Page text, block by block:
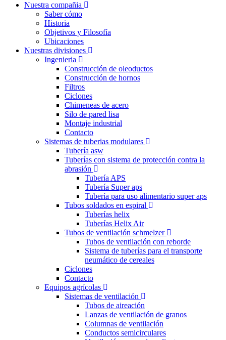
Nuestra compañia
Saber cómo
Historia
Objetivos y Filosofía
Ubicaciones
Nuestras divisiones
Ingenieria
Construcción de oleoductos
Construcción de hornos
Filtros
Ciclones
Chimeneas de acero
Silo de pared lisa
Montaje industrial
Contacto
Sistemas de tuberias modulares
Tubería asw
Tuberías con sistema de protección contra la
abrasión
Tubería APS
Tubería Super aps
Tubería para uso alimentario super aps
Tubos soldados en espiral
Tuberías helix
Tuberías Helix Air
Tubos de ventilación schmelzer
Tubos de ventilación con reborde
Sistema de tuberías para el transporte
neumático de cereales
Ciclones
Contacto
Equipos agrícolas
Sistemas de ventilación
Tubos de aireación
Lanzas de ventilación de granos
Columnas de ventilación
Conductos semicirculares